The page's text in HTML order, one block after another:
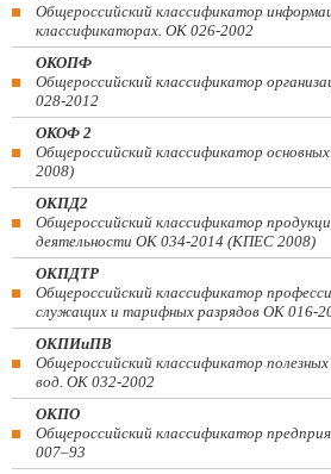
Общероссийский классификатор
классификаторах. ОК 026-2002
ОКОПФ
Общероссийский классификатор
028-2012
ОКОФ 2
Общероссийский классификатор
2008)
ОКПД2
Общероссийский классификатор
деятельности ОК 034-2014 (КПЕС 2008)
ОКПДТР
Общероссийский классификатор
служащих и тарифных разрядов ОК 016-
ОКПИиПВ
Общероссийский классификатор
вод. ОК 032-2002
ОКПО
Общероссийский классификатор
007–93